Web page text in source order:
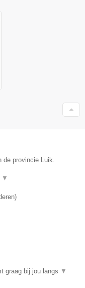
de provincie Luik.
▼
)
graag bij jou langs ▼